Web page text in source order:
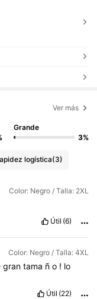
Ver más
Grande
3%
logística(3)
Color: Negro / Talla: 2XL
Útil (6)
Color: Negro / Talla: 4XL
gran tama ñ o ! lo
Útil (22)